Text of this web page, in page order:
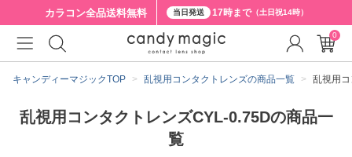
カラコン全品送料無料 当日発送 17時まで（土日祝14時）
キャンディーマジックTOP 乱視用コンタクトレンズの商品一覧 乱視用
乱視用コンタクトレンズCYL-0.75Dの商品一
覧
0